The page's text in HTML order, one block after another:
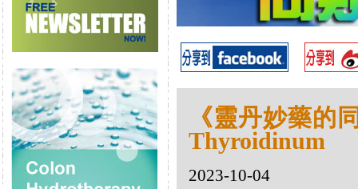
《靈丹妙藥的
Thyroidinum
2023-10-04